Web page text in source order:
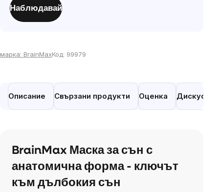
мярка:
Наблюдавай
марка: BrainMaxКод: 99979
Описание Свързани продукти Оценка Дискусия
BrainMax Маска за сън с
анатомична форма - ключът
към дълбокия сън